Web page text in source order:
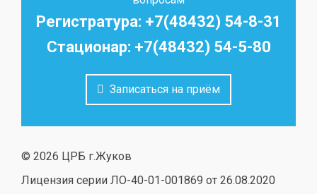
Регистратура: +7(48432) 54-8-31
Стационар: +7(48432) 54-5-80
Записаться на приём
© 2026 ЦРБ г.Жуков
Лицензия серии ЛО-40-01-001869 от 26.08.2020